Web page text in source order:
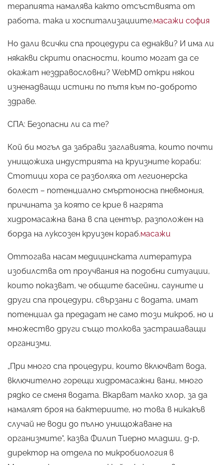
терапията намалява както отсъствията от
работа, така и хоспитализациите.масажи софия
Но дали всички спа процедури са еднакви? И има ли
някакви скрити опасности, които могат да се
окажат нездравословни? WebMD откри някои
изненадващи истини по пътя към по-доброто
здраве.
СПА: Безопасни ли са те?
Кой би могъл да забрави заглавията, които почти
унищожиха индустрията на круизните кораби:
Стотици хора се разболяха от легионерска
болест – потенциално смъртоносна пневмония,
причината за която се крие в нагрята
хидромасажна вана в спа център, разположен на
борда на луксозен круизен кораб.масажи
Оттогава насам медицинската литература
изобилства от проучвания на подобни ситуации,
които показват, че общите басейни, сауните и
други спа процедури, свързани с водата, имат
потенциал да предадат не само този микроб, но и
множество други също толкова застрашаващи
организми.
„При много спа процедури, които включват вода,
включително горещи хидромасажни вани, много
рядко се сменя водата. Вкарват малко хлор, за да
намалят броя на бактериите, но това в никакъв
случай не води до пълно унищожаване на
организмите“, казва Филип Тиерно младши, д-р,
директор на отдела по микробиология в